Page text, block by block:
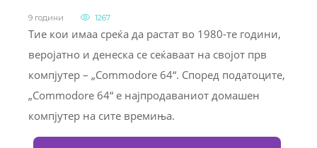
9 години 1267
Тие кои имаа среќа да растат во 1980-те години,
веројатно и денеска се сеќаваат на својот прв
компјутер – „Commodore 64“. Според податоците,
„Commodore 64“ е најпродаваниот домашен
компјутер на сите времиња.